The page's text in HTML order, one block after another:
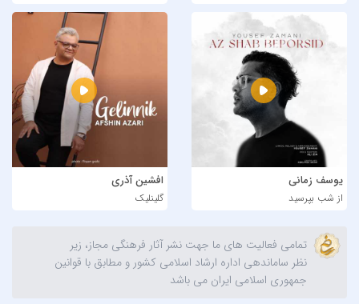
یوسف زمانی
از شب بپرسید
افشین آذری
گلینلیک
تمامی فعالیت های ما جهت نشر آثار فرهنگی مجاز، زیر
نظر ساماندهی اداره ارشاد اسلامی کشور و مطابق با قوانین
جمهوری اسلامی ایران می باشد